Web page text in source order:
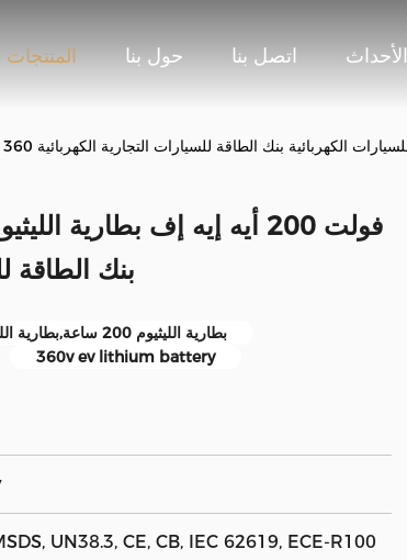
المنتجات حول بنا اتصل بنا الأحداث
بنك الطاقة
بطارية الليثيوم 200 ساعة,بطارية الليثيوم الكهربائية,بطارية الليثيوم 360 فولت
360v ev lithium battery
UN38.3, CE, CB, IEC 62619, ECE-R100